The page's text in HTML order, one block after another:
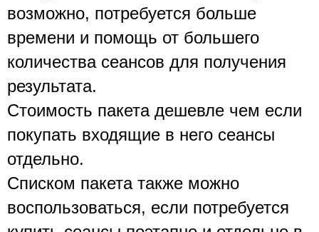
возможно, потребуется больше
времени и помощь от большего
количества сеансов для получения
результата.
Стоимость пакета дешевле чем если
покупать входящие в него сеансы
отдельно.
Списком пакета также можно
воспользоваться, если потребуется